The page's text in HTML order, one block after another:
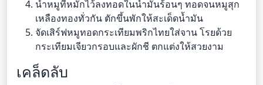
นำหมูที่หมักไว้ลงทอดในน้ำมันร้อนๆ ทอดจนหมูสุก
เหลืองทองทั่วกัน ตักขึ้นพักให้สะเด็ดน้ำมัน
จัดเสิร์ฟหมูทอดกระเทียมพริกไทยใส่จาน โรยด้วย
กระเทียมเจียวกรอบและผักชี ตกแต่งให้สวยงาม
เคล็ดลับ